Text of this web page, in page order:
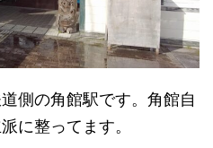
側の角館駅です。角館自
に整ってます。